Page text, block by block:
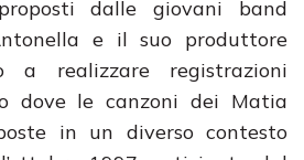
dalle giovani band
e il suo produttore
a realizzare registrazioni
dove le canzoni dei Matia
in un diverso contesto